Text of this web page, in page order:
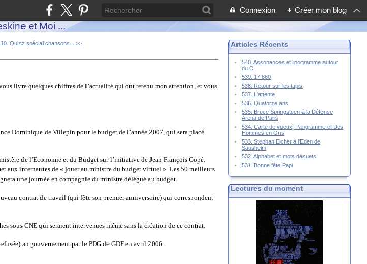
Connexion + Créer mon blog
et Moi ...
Quizz spécial chansons... >>
livre quelques chiffres de l’actualité qui ont retenu mon attention, et vous
Dominique de Villepin pour le budget de l’année 2007, qui sera placé
de l’Économie et du Budget sur l’initiative de Jean-François Copé.
aux internautes de « jouer au ministre du budget virtuel ». Les 50 meilleurs
une journée en compagnie du ministre délégué au budget.
contrat de travail (qui fête son premier anniversaire) qui correspondent
sous CNE qui seraient intervenues même sans la création de ce contrat.
au gouvernement par le PDG de GDF en avril 2006.
Articles Récents
540. Assonances et lipogramme autour
du O
539. 17 860
538. Retour sur les tapis
537. L'attente
536. Quatorze ans
535. Bruce Springsteen à la Défense
Arena de Paris
534. Carte de voeux, Pangramme et Des
Hommes en Gris
533. Stephan Eicher à l'Eden de
Sausheim
532. Alphabet et mots désuets
531. Bonne fête Papi
Lectures du moment